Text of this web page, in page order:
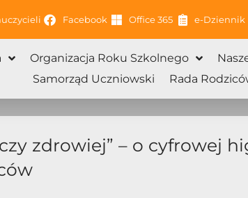
Facebook Office 365 e-Dziennik
Organizacja Roku Szkolnego
Samorząd Uczniowski
Rada
zdrowiej” – o cyfrowej